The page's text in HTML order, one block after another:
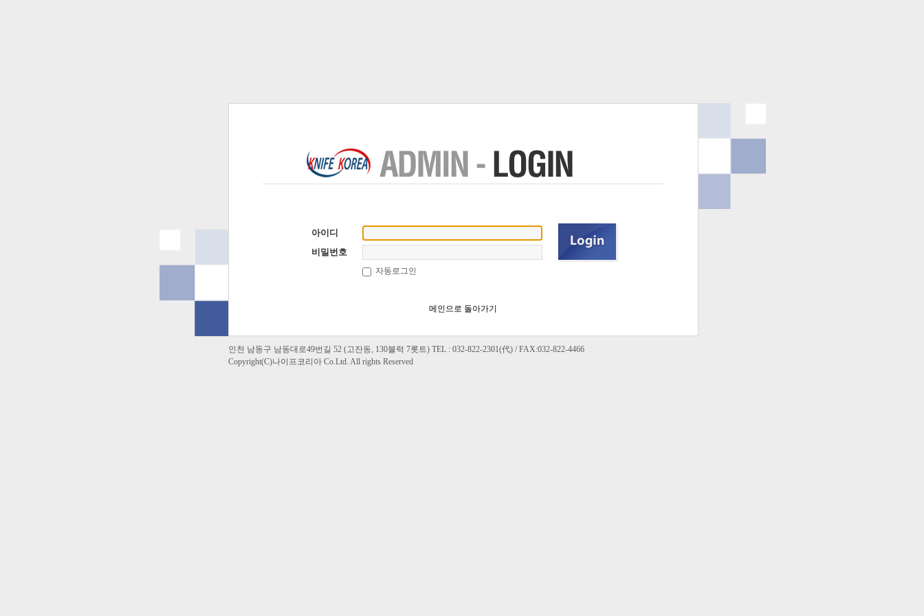
아이디
비밀번호
자동로그인
메인으로 돌아가기
인천 남동구 남동대로49번길 52 (고잔동, 130블럭 7롯트) TEL : 032-822-2301(代) / FAX:032-822-4466
Copyright(C)나이프코리아 Co.Ltd. All rights Reserved